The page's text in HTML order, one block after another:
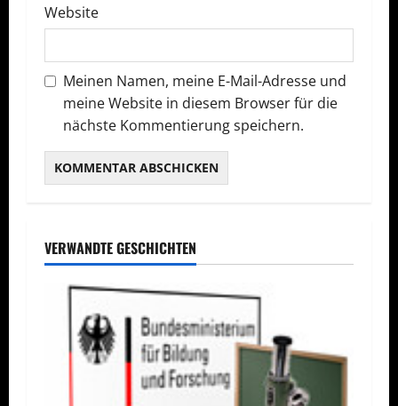
n
Website
Meinen Namen, meine E-Mail-Adresse und
meine Website in diesem Browser für die
nächste Kommentierung speichern.
VERWANDTE GESCHICHTEN